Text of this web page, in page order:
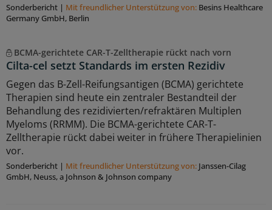
Sonderbericht | Mit freundlicher Unterstützung von: Besins Healthcare
Germany GmbH, Berlin
BCMA-gerichtete CAR-T-Zelltherapie rückt nach vorn
Cilta-cel setzt Standards im ersten Rezidiv
Gegen das B-Zell-Reifungsantigen (BCMA) gerichtete
Therapien sind heute ein zentraler Bestandteil der
Behandlung des rezidivierten/refraktären Multiplen
Myeloms (RRMM). Die BCMA-gerichtete CAR-T-
Zelltherapie rückt dabei weiter in frühere Therapielinien
vor.
Sonderbericht | Mit freundlicher Unterstützung von: Janssen-Cilag
GmbH, Neuss, a Johnson & Johnson company